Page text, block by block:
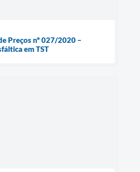
Preços nº 027/2020 –
em TST